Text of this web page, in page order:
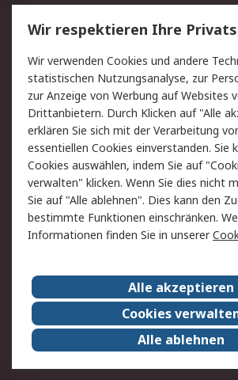
Service
Value Added Services
Rücksendungen
Hilfe
Rechtliches
AGB
Cookie-Richtlinie
Copyright/Impressum
RS
Karriere bei RS
Qualität/Umwelt/Zertifikate
Event-Center
Wir respektieren Ihre
Wir verwenden Cookies und andere
statistischen Nutzungsanalyse, zur
zur Anzeige von Werbung auf Websites
Drittanbietern. Durch Klicken auf "Alle
erklären Sie sich mit der Verarbeitung
essentiellen Cookies einverstanden. Sie
Cookies auswählen, indem Sie auf
verwalten" klicken. Wenn Sie dies nicht
Sie auf "Alle ablehnen". Dies kann den
bestimmte Funktionen einschränken.
Informationen finden Sie in unserer
Alle akzeptieren
Cookies
Alle ablehnen